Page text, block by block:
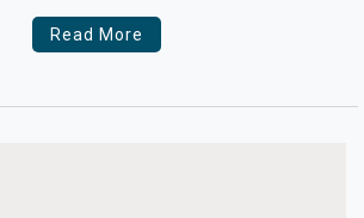
op de massastart tekort om echt
kunnen meedoen. Irene moet het
Read More